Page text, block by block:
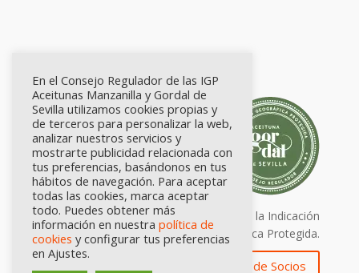
Calidad certificada por Origen. Sellos de la Indicación
Geográfica Protegida.
Zona de Socios
En el Consejo Regulador de las IGP
Aceitunas Manzanilla y Gordal de
Sevilla utilizamos cookies propias y
de terceros para personalizar la web,
analizar nuestros servicios y
mostrarte publicidad relacionada con
tus preferencias, basándonos en tus
hábitos de navegación. Para aceptar
todas las cookies, marca aceptar
todo. Puedes obtener más
información en nuestra política de
cookies y configurar tus preferencias
en Ajustes.